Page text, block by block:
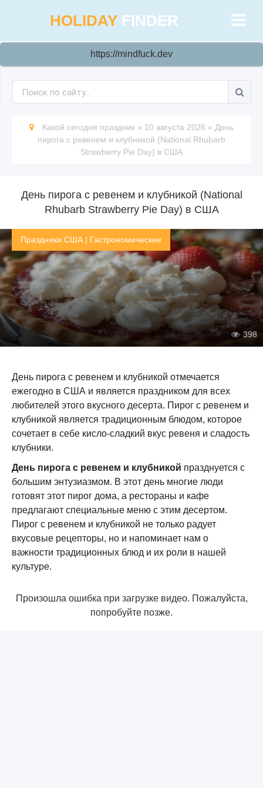
HOLIDAY FINDER
https://mindfuck.dev
Какой сегодня праздник » 10 августа 2026 » День
пирога с ревенем и клубникой (National Rhubarb
Strawberry Pie Day) в США
День пирога с ревенем и клубникой (National
Rhubarb Strawberry Pie Day) в США
Праздники США | Гастрономические
398
День пирога с ревенем и клубникой отмечается
ежегодно в США и является праздником для всех
любителей этого вкусного десерта. Пирог с ревенем и
клубникой является традиционным блюдом, которое
сочетает в себе кисло-сладкий вкус ревеня и сладость
клубники.
День пирога с ревенем и клубникой празднуется с
большим энтузиазмом. В этот день многие люди
готовят этот пирог дома, а рестораны и кафе
предлагают специальные меню с этим десертом.
Пирог с ревенем и клубникой не только радует
вкусовые рецепторы, но и напоминает нам о
важности традиционных блюд и их роли в нашей
культуре.
Произошла ошибка при загрузке видео. Пожалуйста,
попробуйте позже.